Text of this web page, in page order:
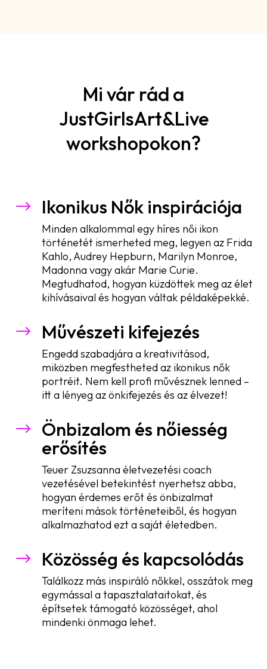
Mi vár rád a
JustGirlsArt&Live
workshopokon?
$ Ikonikus Nők inspirációja
Minden alkalommal egy híres női ikon
történetét ismerheted meg, legyen az Frida
Kahlo, Audrey Hepburn, Marilyn Monroe,
Madonna vagy akár Marie Curie.
Megtudhatod, hogyan küzdöttek meg az élet
kihívásaival és hogyan váltak példaképekké.
$ Művészeti kifejezés
Engedd szabadjára a kreativitásod,
miközben megfestheted az ikonikus nők
portréit. Nem kell profi művésznek lenned –
itt a lényeg az önkifejezés és az élvezet!
$ Önbizalom és nőiesség
erősítés
Teuer Zsuzsanna életvezetési coach
vezetésével betekintést nyerhetsz abba,
hogyan érdemes erőt és önbizalmat
meríteni mások történeteiből, és hogyan
alkalmazhatod ezt a saját életedben.
$ Közösség és kapcsolódás
Találkozz más inspiráló nőkkel, osszátok meg
egymással a tapasztalataitokat, és
építsetek támogató közösséget, ahol
mindenki önmaga lehet.